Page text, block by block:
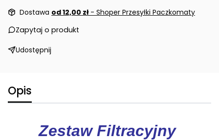
Dostawa od 12,00 zł - Shoper Przesyłki Paczkomaty
Zapytaj o produkt
Udostępnij
Opis
Zestaw Filtracyjny